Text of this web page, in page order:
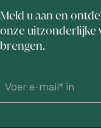
Meld u aan en
onze uitzonderlijke
brengen.